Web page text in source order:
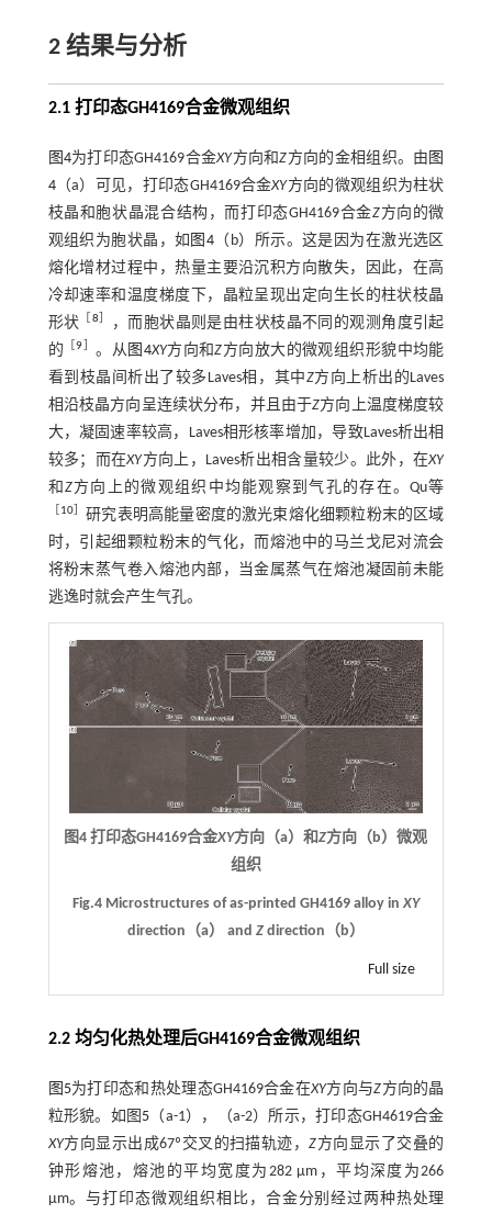
2 结果与分析
2.1 打印态GH4169合金微观组织
图4为打印态GH4169合金XY方向和Z方向的金相组织。由 图
4（a）可见，打印态GH4169合金XY方向的微观组织为柱状
枝晶和胞状晶混合结构，而打印态GH4169合金Z方向的微
观组织为胞状晶，如 图4（b）所示。这是因为在激光选区
熔化增材过程中，热量主要沿沉积方向散失，因此，在高
冷却速率和温度梯度下，晶粒呈现出定向生长的柱状枝晶
形状
8
，而胞状晶则是由柱状枝晶不同的观测角度引起
的 ［9 。从图4XY方向和Z方向放大的微观组织形貌中均能
看到枝晶间析出了较多Laves相，其中Z方向上析出的Laves
相沿枝晶方向呈连续状分布，并且由于Z方向上温度梯度较
大，凝固速率较高，Laves相形核率增加，导致Laves析出相
较多；而在XY方向上，Laves析出相含量较少。此外，在XY
和 Z方向上的微观组织中均能观察到气孔的存在。Qu等
10］研究表明高能量密度的激光束熔化细颗粒粉末的区域
时，引起细颗粒粉末的气化，而熔池中的马兰戈尼对流会
将粉末蒸气卷入熔池内部，当金属蒸气在熔池凝固前未能
逃逸时就会产生气孔。
图4 打印态GH4169合金XY方向（a）和Z方向（b）微观
组织
Fig.4 Microstructures of as-printed GH4169 alloy in XY
direction（a） and Zdirection（b）
Full size
2.2 均匀化热处理后GH4169合金微观组织
图5为打印态和热处理态GH4169合金在XY方向与Z方向的晶
粒形貌。如图 5 （a-1），（a-2）所示，打印态GH4619合金
XY方向显示出成67º交叉的扫描轨迹，Z方向显示了交叠的
钟形熔池，熔池的平均宽度为282 μm，平均深度为266
μm。与打印态微观组织相比，合金分别经过两种热处理